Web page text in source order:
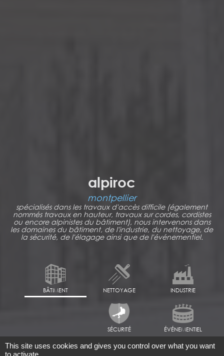
alpiroc
montpellier
spécialisés dans les travaux d'accès difficile (également
nommés travaux en hauteur, travaux sur cordes, cordistes
ou encore alpinistes du bâtiment), nous intervenons dans
les domaines du bâtiment, de l'industrie, du nettoyage, de
la sécurité, de l'élagage ainsi que de l'événementiel.
BÂTIMENT NETTOYAGE INDUSTRIE
SÉCURITÉ ÉVÉNEMENTIEL
This site uses cookies and gives you control over what you want
to activate